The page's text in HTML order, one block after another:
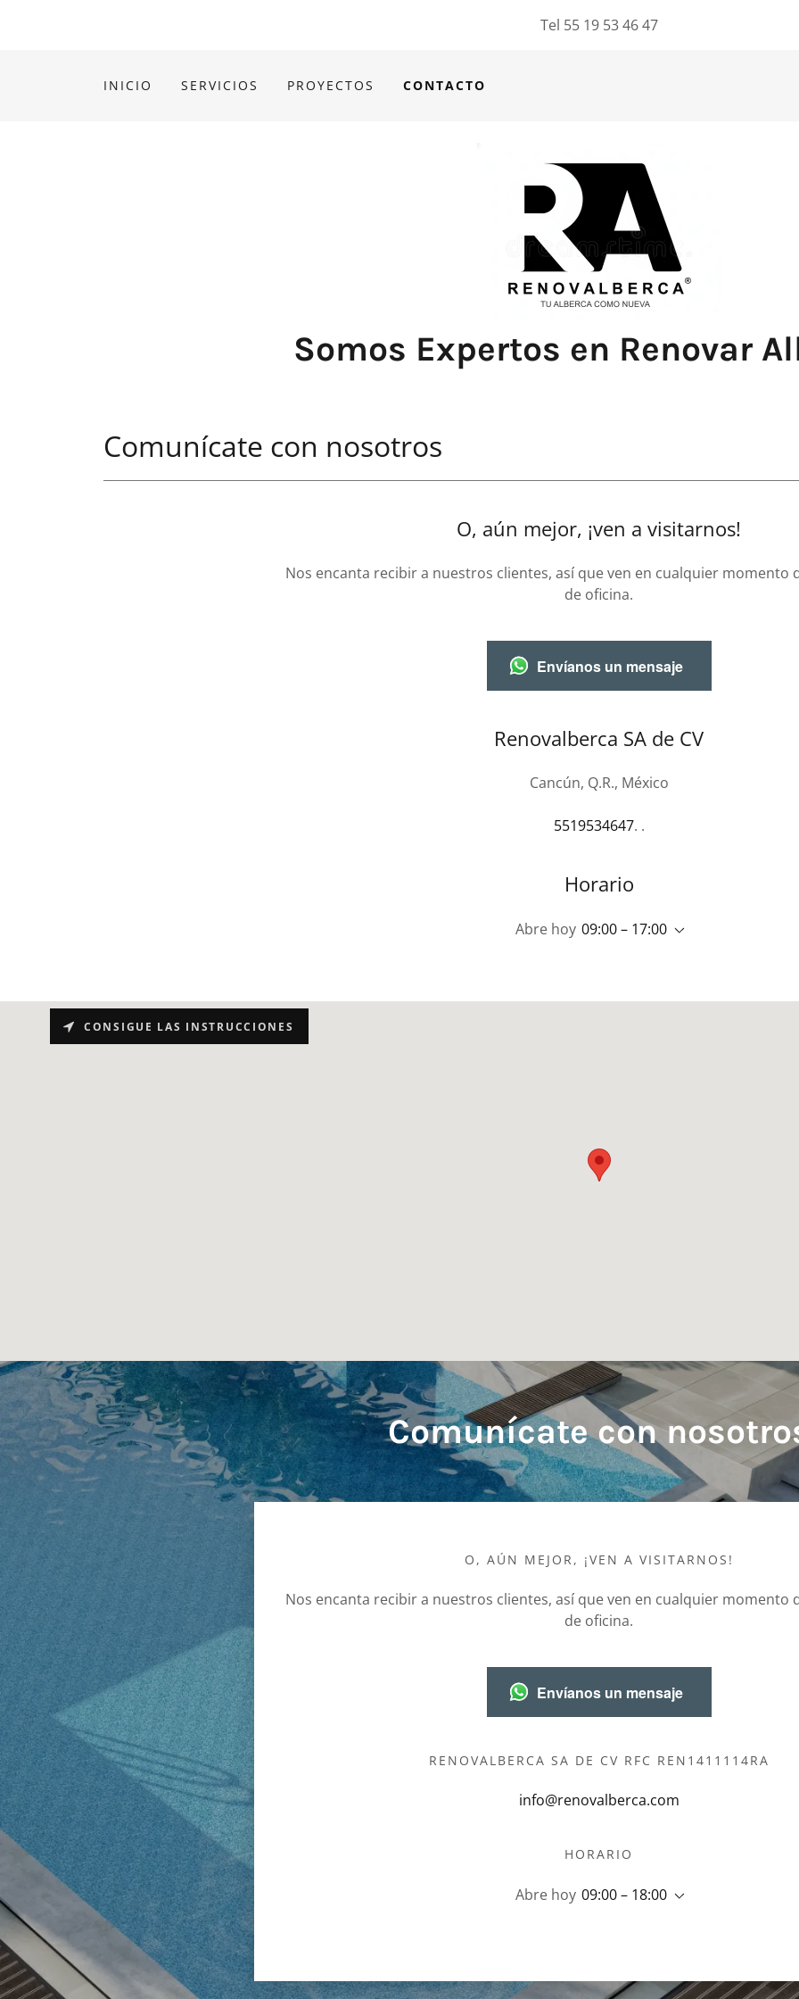
Tel 55 19 53 46 47
INICIO SERVICIOS PROYECTOS CONTACTO
Somos Expertos en Renovar
Comunícate con nosotros
O, aún mejor, ¡ven a visitarnos!
Nos encanta recibir a nuestros clientes, así que ven en cualquier momento
de oficina.
Envíanos un mensaje
Renovalberca SA de CV
Cancún, Q.R., México
5519534647. .
Horario
Abre hoy 09:00 – 17:00
CONSIGUE LAS INSTRUCCIONES
Comunícate con
O, AÚN MEJOR, ¡VEN A VISITARNOS!
Nos encanta recibir a nuestros clientes, así que ven en cualquier momento
de oficina.
Envíanos un mensaje
RENOVALBERCA SA DE CV RFC REN1411114RA
info@renovalberca.com
HORARIO
Abre hoy 09:00 – 18:00